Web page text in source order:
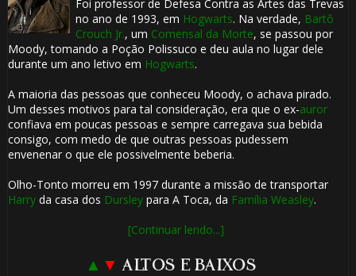
Foi professor de Defesa Contra as Artes das Trevas
no ano de 1993, em Hogwarts. Na verdade, Bartô
Crouch Jr., um Comensal da Morte, se passou por
Moody, tomando a Poção Polissuco e deu aula no lugar dele
durante um ano letivo em Hogwarts.
A maioria das pessoas que conheceu Moody, o achava pirado.
Um desses motivos para tal consideração, era que o ex-auror
confiava em poucas pessoas e sempre carregava sua bebida
consigo, com medo de que outras pessoas pudessem
envenenar o que ele possivelmente beberia.
Olho-Tonto morreu em 1997 durante a missão de transportar
Harryda casa dos Dursleypara A Toca, da Família Weasley.
[Continuar lendo...]
▲ ▼ ALTOS E BAIXOS
🎂
🎂